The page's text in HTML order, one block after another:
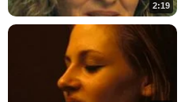
2:19